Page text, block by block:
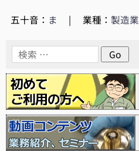
五十音： ま | 業種：製造業